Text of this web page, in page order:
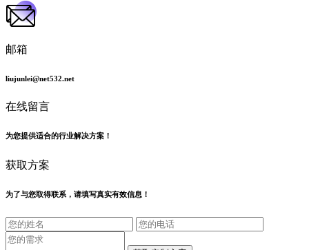
邮箱
liujunlei@net532.net
在线留言
为您提供适合的行业解决方案！
获取方案
为了与您取得联系，请填写真实有效信息！